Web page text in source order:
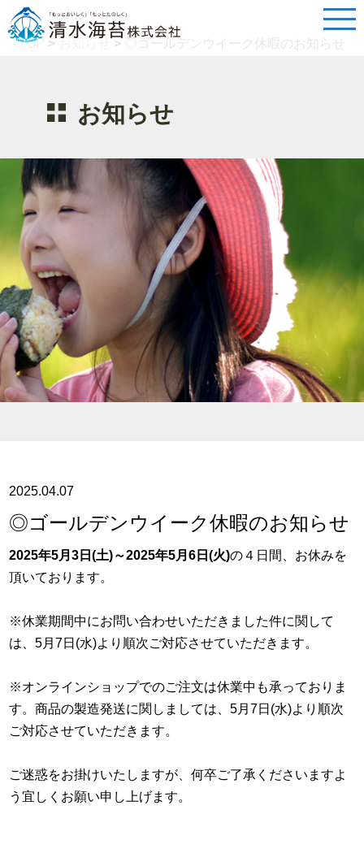
TOP > > ◎ゴールデンウイーク休暇のお知らせ
お知らせ
2025.04.07
◎ゴールデンウイーク休暇のお知らせ
2025年5月3日(土)～2025年5月6日(火)の４日間、お休みを
頂いております。
※休業期間中にお問い合わせいただきました件に関して
は、5月7日(水)より順次ご対応させていただきます。
※オンラインショップでのご注文は休業中も承っておりま
す。商品の製造発送に関しましては、5月7日(水)より順次
ご対応させていただきます。
ご迷惑をお掛けいたしますが、何卒ご了承くださいますよ
う宜しくお願い申し上げます。